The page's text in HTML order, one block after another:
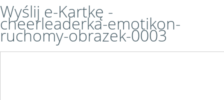
Wyślij e-Kartkę -
cheerleaderka-emotikon-
ruchomy-obrazek-0003